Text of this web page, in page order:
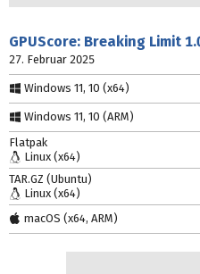
GPUScore: Breaking Limit
27. Februar 2025
Windows 11, 10 (x64)
Windows 11, 10 (ARM)
Flatpak
Linux (x64)
TAR.GZ (Ubuntu)
Linux (x64)
macOS (x64, ARM)